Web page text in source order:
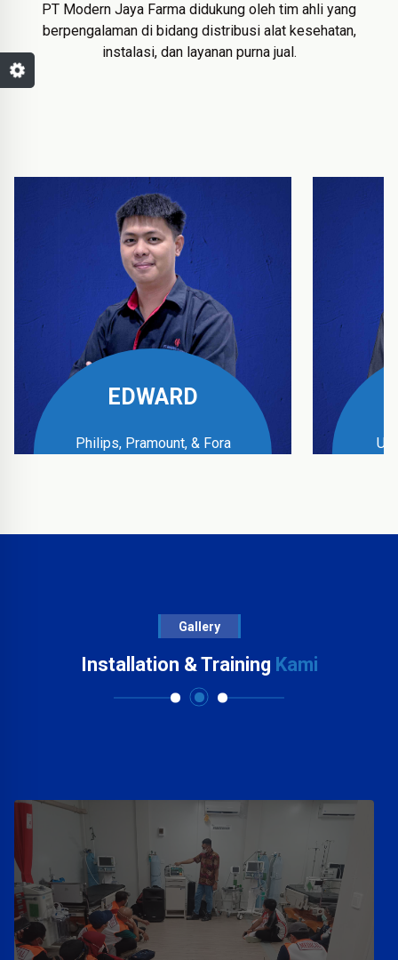
PT Modern Jaya Farma didukung oleh tim ahli yang
berpengalaman di bidang distribusi alat kesehatan,
instalasi, dan layanan purna jual.
EDWARD
Philips, Pramount, & Fora
Gallery
Installation & Training Kami